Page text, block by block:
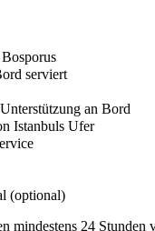
serviert
an Bord
Istanbuls Ufer
(optional)
mindestens 24